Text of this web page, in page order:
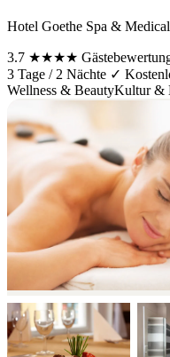
Hotel Goethe Spa &
3.7 ★★★★
3 Tage / 2 Nächte ✓
Wellness & BeautyKultur &